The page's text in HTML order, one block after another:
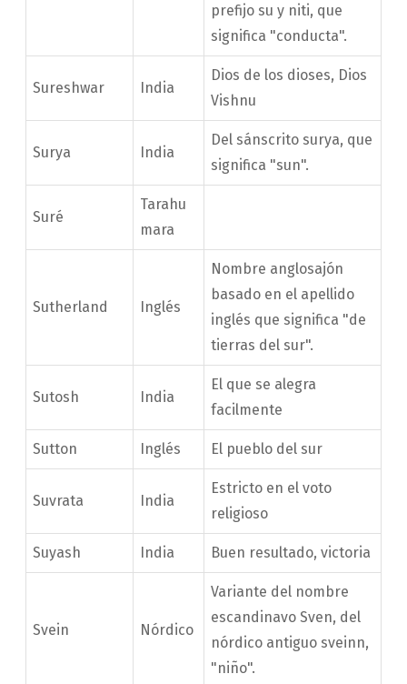
prefijo su y niti, que
significa "conducta".
Sureshwar India
Dios de los dioses, Dios
Vishnu
Surya India
Del sánscrito surya, que
significa "sun".
Suré
Tarahu
mara
Sutherland Inglés
Nombre anglosajón
basado en el apellido
inglés que significa "de
tierras del sur".
Sutosh India
El que se alegra
facilmente
Sutton Inglés El pueblo del sur
Suvrata India
Estricto en el voto
religioso
Suyash India Buen resultado, victoria
Svein Nórdico
Variante del nombre
escandinavo Sven, del
nórdico antiguo sveinn,
"niño".